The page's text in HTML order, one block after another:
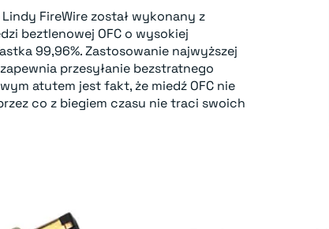
FireWire został wykonany z
beztlenowej OFC o wysokiej
99,96%. Zastosowanie najwyższej
przesyłanie bezstratnego
atutem jest fakt, że miedź OFC nie
co z biegiem czasu nie traci swoich